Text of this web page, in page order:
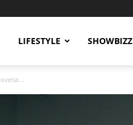
LIFESTYLE SHOWBIZZ